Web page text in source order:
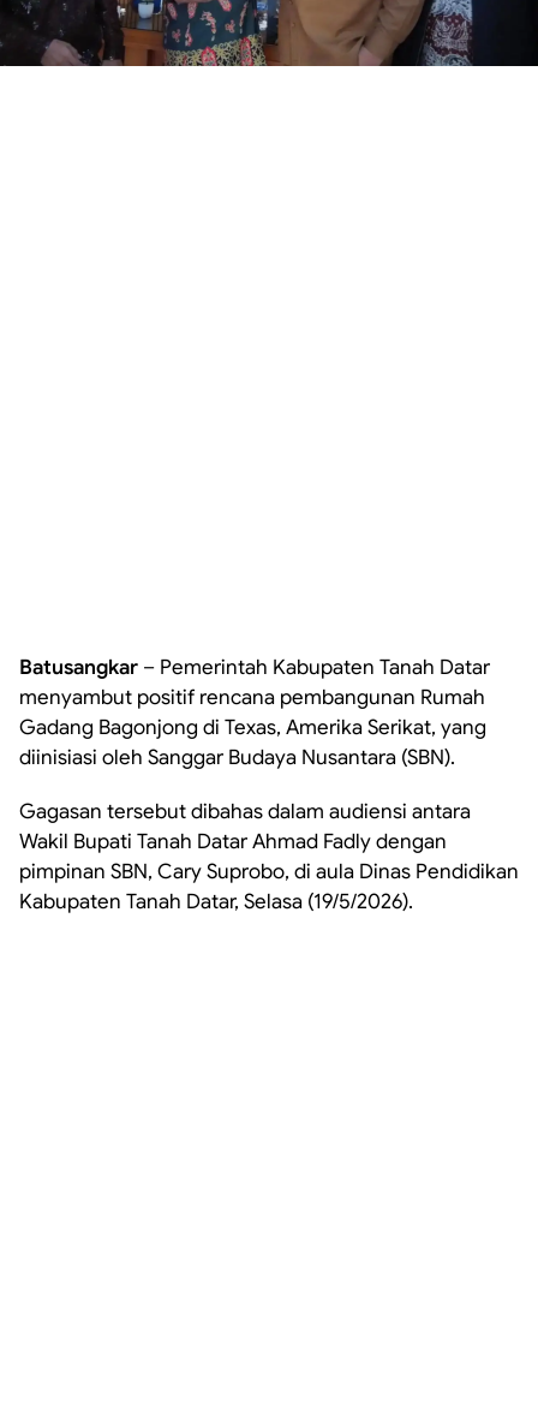
Batusangkar – Pemerintah Kabupaten Tanah Datar
menyambut positif rencana pembangunan Rumah
Gadang Bagonjong di Texas, Amerika Serikat, yang
diinisiasi oleh Sanggar Budaya Nusantara (SBN).
Gagasan tersebut dibahas dalam audiensi antara
Wakil Bupati Tanah Datar Ahmad Fadly dengan
pimpinan SBN, Cary Suprobo, di aula Dinas Pendidikan
Kabupaten Tanah Datar, Selasa (19/5/2026).